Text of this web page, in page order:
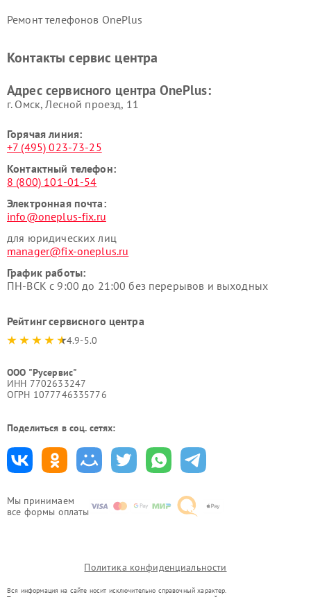
Мы принимаем
все формы оплаты
Ремонт телефонов OnePlus
Контакты сервис центра
Адрес сервисного центра OnePlus:
г. Омск, ​Лесной проезд, 11
Горячая линия:
+7 (495) 023-73-25
Контактный телефон:
8 (800) 101-01-54
Электронная почта:
info@oneplus-fix.ru
для юридических лиц
manager@fix-oneplus.ru
График работы:
ПН-ВСК с 9:00 до 21:00 без перерывов и выходных
Рейтинг сервисного центра
4.9-5.0
ООО "Русервис"
ИНН 7702633247
ОГРН 1077746335776
Поделиться в соц. сетях:
Политика конфиденциальности
Вся информация на сайте носит исключительно справочный характер.